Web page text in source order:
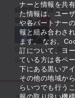
ナーと情報を共
た情報は、ユー
や各パートナー
報と組み合わさ
ます。 なお、
訂について、ヨ
ている方は各ペ
下にある黒いア
その他の地域か
らいつでも行う
経営課題解決メニュ
取組事例
役立つリンク集
SNS公式アカウン